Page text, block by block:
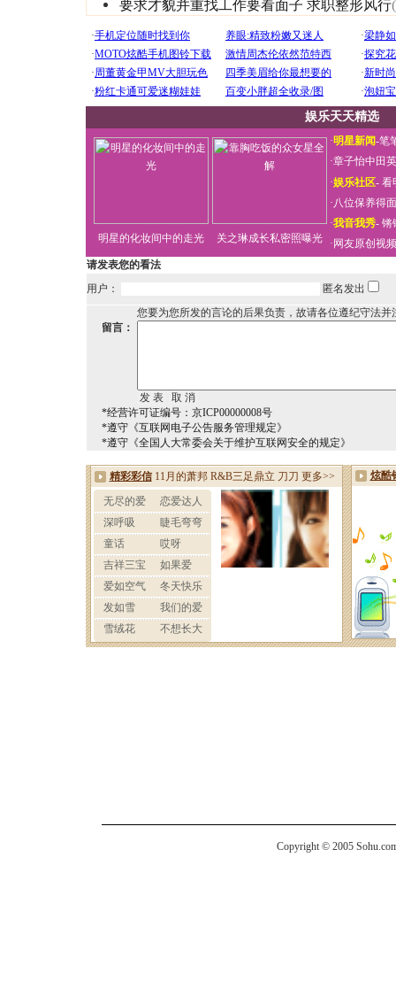
要求才貌并重找工作要看面子 求职整形风行
娱乐天天精选
明星的化妆间中的走光 关之琳成长私密照曝光
·明星新闻-笔
·章子怡中田
·娱乐社区- 看
·八位保养得
·我音我秀- 锵
· 网友原创视
请发表您的看法
用户：
匿名发出
您要为您所发的言论的后果负责，故请各位遵纪守法并
留言：
*经营许可证编号：京ICP00000008号
*遵守《互联网电子公告服务管理规定》
*遵守《全国人大常委会关于维护互联网安全的规定》
Copyright © 2005